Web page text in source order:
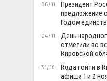
06/11
Президент
предложение
Годом
04/11
День
отметили во
Кировской
31/10
Куда пойти в
афиша 1 и 2